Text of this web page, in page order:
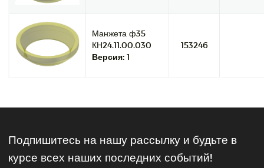
Манжета ф35
КН24.11.00.030
Версия: 1
153246
Подпишитесь на нашу рассылку и будьте в
курсе всех наших последних событий!